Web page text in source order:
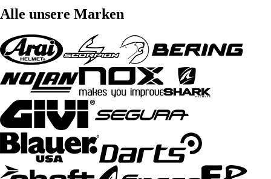
Alle unsere Marken